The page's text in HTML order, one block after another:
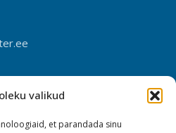
valikud
et parandada sinu